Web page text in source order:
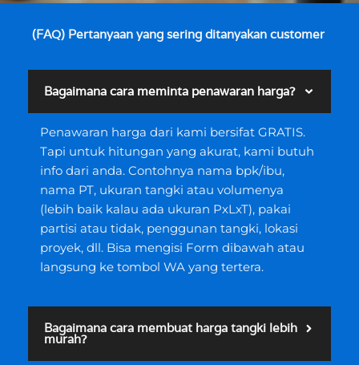
(FAQ) Pertanyaan yang sering ditanyakan customer
Bagaimana cara meminta penawaran harga?
Penawaran harga dari kami bersifat GRATIS.
Tapi untuk hitungan yang akurat, kami butuh
info dari anda. Contohnya nama bpk/ibu,
nama PT, ukuran tangki atau volumenya
(lebih baik kalau ada ukuran PxLxT), pakai
partisi atau tidak, penggunan tangki, lokasi
proyek, dll. Bisa mengisi Form dibawah atau
langsung ke tombol WA yang tertera.
Bagaimana cara membuat harga tangki lebih
murah?